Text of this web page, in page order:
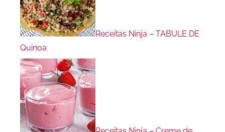
Receitas Ninja – TABULE DE
Quinoa